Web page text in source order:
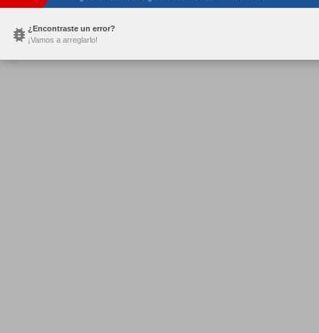
¿Encontraste un error?
¡Vamos a arreglarlo!